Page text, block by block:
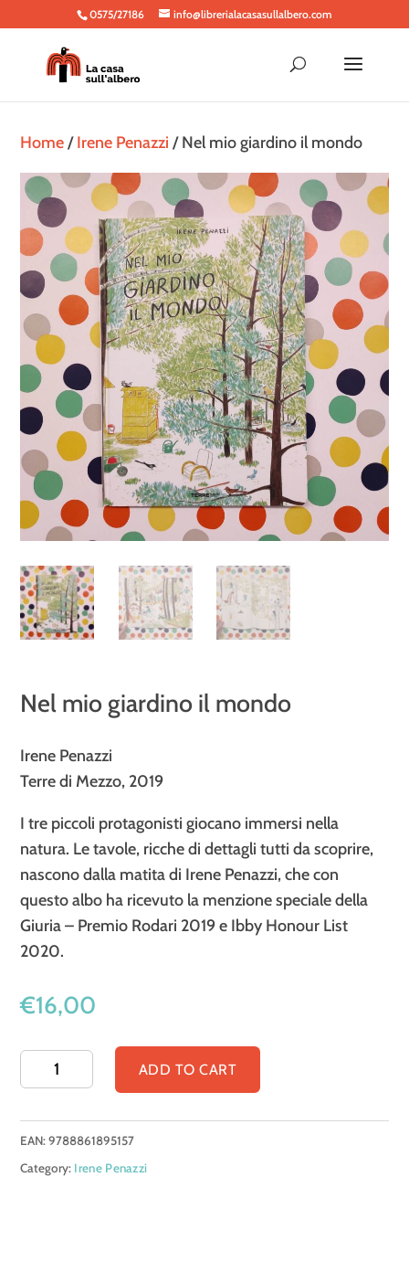
0575/27186 info@librerialacasasullalbero.com
Home/Irene Penazzi / Nel mio giardino il mondo
Nel mio giardino il mondo
Irene Penazzi
Terre di Mezzo, 2019
I tre piccoli protagonisti giocano immersi nella
natura. Le tavole, ricche di dettagli tutti da scoprire,
nascono dalla matita di Irene Penazzi, che con
questo albo ha ricevuto la menzione speciale della
Giuria – Premio Rodari 2019 e Ibby Honour List
2020.
€16,00
mio
giardino
il
mondo
ADD TO CART
EAN:9788861895157
Category: Irene Penazzi